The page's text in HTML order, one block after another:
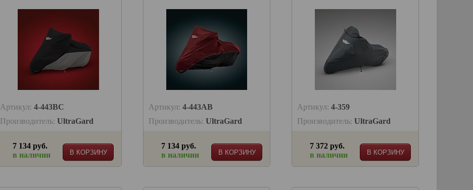
Артикул: 4-443BC
Производитель: UltraGard
В КОРЗИНУ
7 134 руб.
в наличии
Артикул: 4-443AB
Производитель: UltraGard
В КОРЗИНУ
7 134 руб.
в наличии
Артикул: 4-359
Производитель: UltraGard
В КОРЗИНУ
7 372 руб.
в наличии